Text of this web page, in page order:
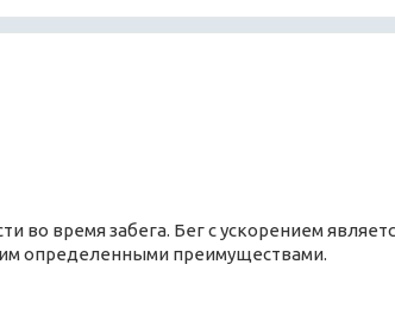
во время забега. Бег с ускорением
определенными преимуществами.